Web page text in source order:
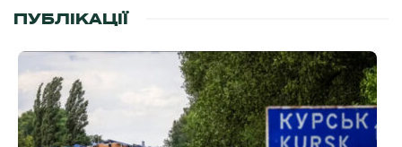
ПУБЛІКАЦІЇ